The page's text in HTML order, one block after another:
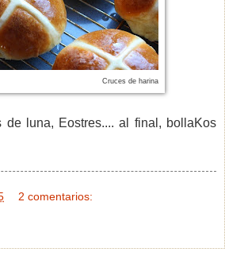
Cruces de harina
de luna, Eostres.... al final, bollaKos
2 comentarios: